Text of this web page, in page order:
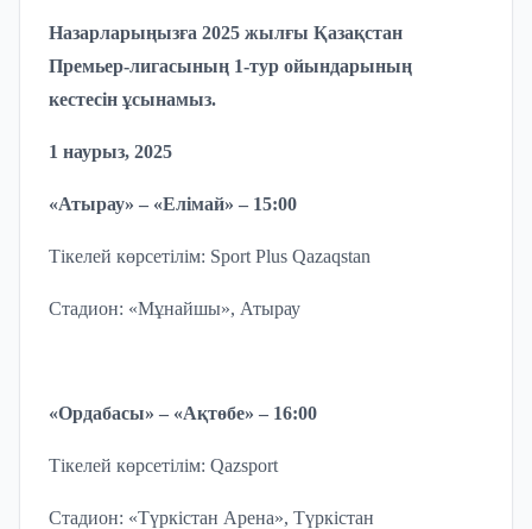
Назарларыңызға 2025 жылғы Қазақстан
Премьер-лигасының 1-тур ойындарының
кестесін ұсынамыз.
1 наурыз, 2025
«Атырау» – «Елімай» – 15:00
Тікелей көрсетілім: Sport Plus Qazaqstan
Стадион: «Мұнайшы», Атырау
«Ордабасы» – «Ақтөбе» – 16:00
Тікелей көрсетілім: Qazsport
Стадион: «Түркістан Арена», Түркістан